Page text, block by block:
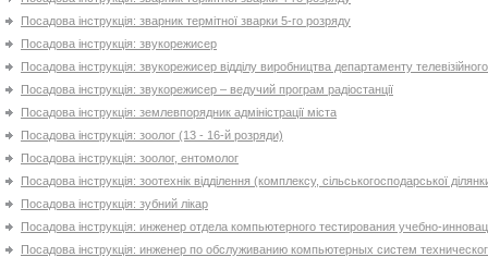
Посадова інструкція: зварник термітної зварки 5-го розряду
Посадова інструкція: звукорежисер
Посадова інструкція: звукорежисер відділу виробництва департаменту
Посадова інструкція: звукорежисер – ведучий програм радіостанції
Посадова інструкція: землевпорядник адміністрації міста
Посадова інструкція: зоолог (13 - 16-й розряди)
Посадова інструкція: зоолог, ентомолог
Посадова інструкція: зоотехнік відділення (комплексу, сільськогосподарської
Посадова інструкція: зубний лікар
Посадова інструкція: инженер отдела компьютерного тестирования учебно-
Посадова інструкція: инженер по обслуживанию компьютерных систем